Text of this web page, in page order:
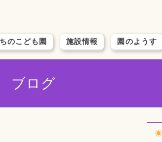
のこども園 施設情報 園のようす
ブログ